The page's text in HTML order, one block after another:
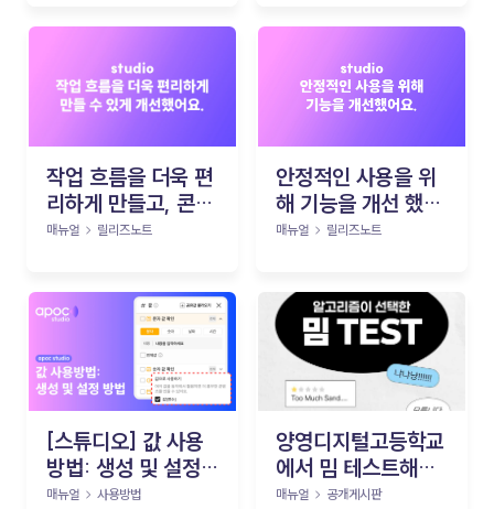
작업 흐름을 더욱 편
리하게 만들고, 콘텐
츠의 완성도를 높일
매뉴얼 릴리즈노트
안정적인 사용을 위
해 기능을 개선 했어
요
매뉴얼 릴리즈노트
[스튜디오] 값 사용
방법: 생성 및 설정
방법
매뉴얼 사용방법
양영디지털고등학교
에서 밈 테스트해보
기!
매뉴얼 공개게시판